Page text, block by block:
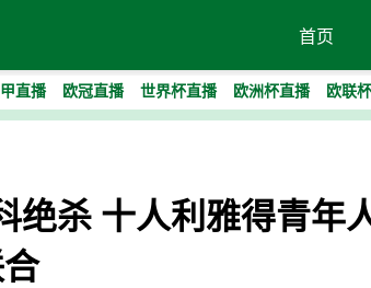
首页
直播 欧冠直播 世界杯直播 欧洲杯直播 欧联
绝杀 十人利雅得青年